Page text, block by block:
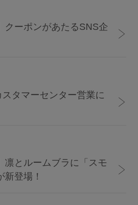
グ
用ブラ
ラ
クーポンがあたるSNS企
タマーセンター営業に
凛とルームブラに「スモ
登場！